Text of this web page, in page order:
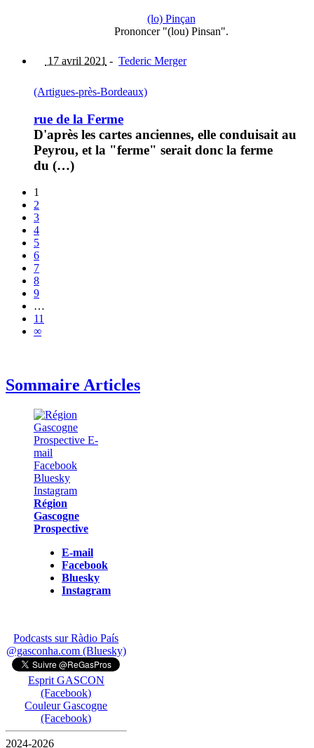
(lo) Pinçan
Prononcer "(lou) Pinsan".
17 avril 2021 - Tederic Merger
(Artigues-près-Bordeaux)
rue de la Ferme
D'après les cartes anciennes, elle conduisait au
Peyrou, et la "ferme" serait donc la ferme
du (…)
1
2
3
4
5
6
7
8
9
…
11
∞
Sommaire Articles
Région
Gascogne
Prospective
E-mail
Facebook
Bluesky
Instagram
Podcasts sur Ràdio País
@gasconha.com (Bluesky)
Esprit GASCON
(Facebook)
Couleur Gascogne
(Facebook)
2024-2026